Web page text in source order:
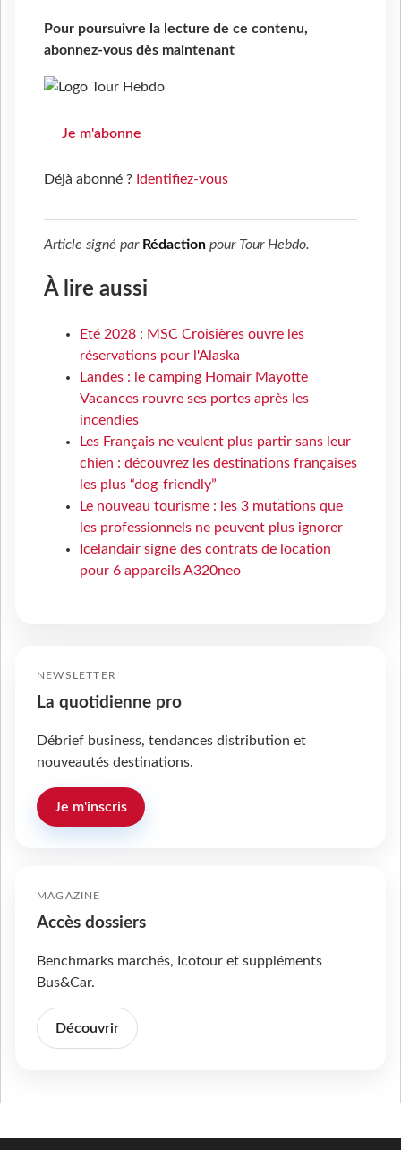
Pour poursuivre la lecture de ce contenu,
abonnez-vous dès maintenant
Je m'abonne
Déjà abonné ? Identifiez-vous
Article signé par Rédaction pour Tour Hebdo.
À lire aussi
Eté 2028 : MSC Croisières ouvre les
réservations pour l'Alaska
Landes : le camping Homair Mayotte
Vacances rouvre ses portes après les
incendies
Les Français ne veulent plus partir sans leur
chien : découvrez les destinations françaises
les plus “dog-friendly”
Le nouveau tourisme : les 3 mutations que
les professionnels ne peuvent plus ignorer
Icelandair signe des contrats de location
pour 6 appareils A320neo
NEWSLETTER
La quotidienne pro
Débrief business, tendances distribution et
nouveautés destinations.
Je m'inscris
MAGAZINE
Accès dossiers
Benchmarks marchés, Icotour et suppléments
Bus&Car.
Découvrir